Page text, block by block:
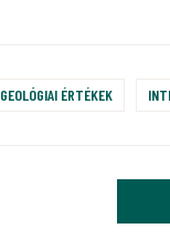
GEOLÓGIAI ÉRTÉKEK